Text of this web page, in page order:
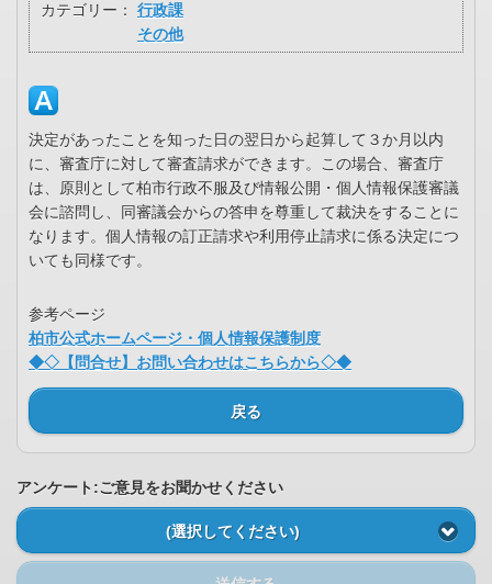
カテゴリー：
行政課
その他
決定があったことを知った日の翌日から起算して３か月以内
に、審査庁に対して審査請求ができます。この場合、審査庁
は、原則として柏市行政不服及び情報公開・個人情報保護審議
会に諮問し、同審議会からの答申を尊重して裁決をすることに
なります。個人情報の訂正請求や利用停止請求に係る決定につ
いても同様です。
参考ページ
柏市公式ホームページ・個人情報保護制度
◆◇【問合せ】お問い合わせはこちらから◇◆
戻る
アンケート:ご意見をお聞かせください
(選択してください)